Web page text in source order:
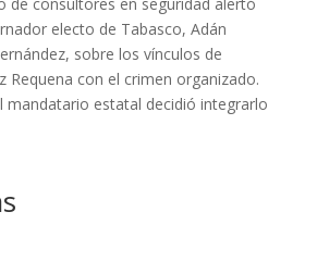
electo de Tabasco, Adán
sobre los vínculos de
Requena con el crimen organizado.
mandatario estatal decidió integrarlo